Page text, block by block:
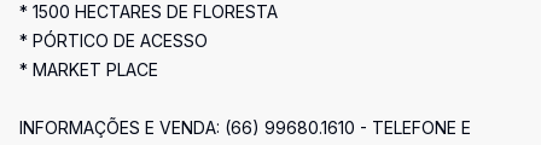
* 1500 HECTARES DE FLORESTA
* PÓRTICO DE ACESSO
* MARKET PLACE
INFORMAÇÕES E VENDA: (66) 99680.1610 - TELEFONE E